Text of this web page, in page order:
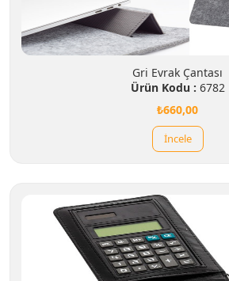
Gri Evrak Çantası
Ürün Kodu : 6782
₺660,00
İncele